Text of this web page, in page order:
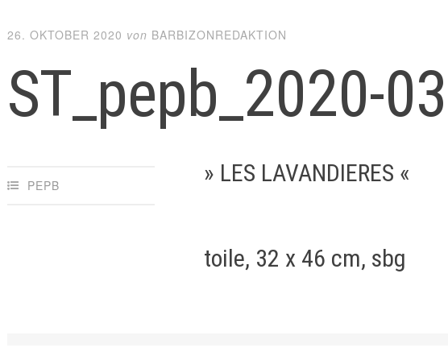
26. OKTOBER 2020 von BARBIZONREDAKTION
ST_pepb_2020-03
PEPB » LES LAVANDIERES «
toile, 32 x 46 cm, sbg